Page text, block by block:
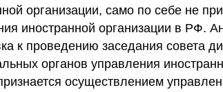
организации, само по себе не
иностранной организации в РФ.
к проведению заседания совета
органов управления
осуществлением